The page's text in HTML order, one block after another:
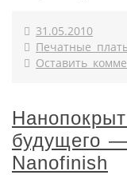
31.05.2010
Печатные
Оставить
будущего
Nanofinish